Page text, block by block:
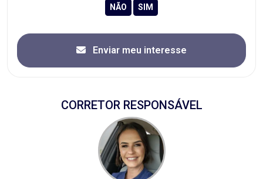
Enviar meu interesse
CORRETOR RESPONSÁVEL